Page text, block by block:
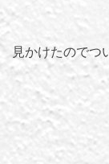
見かけたのでつ